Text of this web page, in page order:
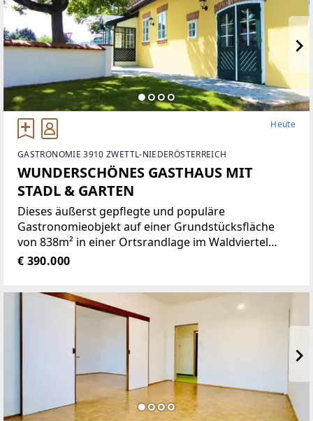
Heute
GASTRONOMIE 3910 ZWETTL-NIEDERÖSTERREICH
WUNDERSCHÖNES GASTHAUS MIT
STADL & GARTEN
Dieses äußerst gepflegte und populäre
Gastronomieobjekt auf einer Grundstücksfläche
von 838m² in einer Ortsrandlage im Waldviertel
bietet eine Vielzahl von Nutzungsmöglichkeiten wie
€ 390.000